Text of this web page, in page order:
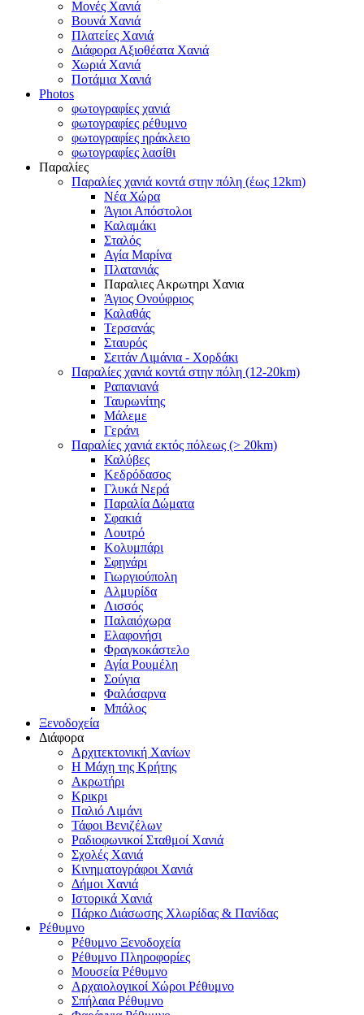
Μονές Χανιά
Βουνά Χανιά
Πλατείες Χανιά
Διάφορα Αξιοθέατα Χανιά
Χωριά Χανιά
Ποτάμια Χανιά
Photos
φωτογραφίες χανιά
φωτογραφίες ρέθυμνο
φωτογραφίες ηράκλειο
φωτογραφίες λασίθι
Παραλίες
Παραλίες χανιά κοντά στην πόλη (έως 12km)
Νέα Χώρα
Άγιοι Απόστολοι
Καλαμάκι
Σταλός
Αγία Μαρίνα
Πλατανιάς
Παραλιες Ακρωτηρι Χανια
Άγιος Ονούφριος
Καλαθάς
Τερσανάς
Σταυρός
Σειτάν Λιμάνια - Χορδάκι
Παραλίες χανιά κοντά στην πόλη (12-20km)
Ραπανιανά
Ταυρωνίτης
Μάλεμε
Γεράνι
Παραλίες χανιά εκτός πόλεως (> 20km)
Καλύβες
Κεδρόδασος
Γλυκά Νερά
Παραλία Δώματα
Σφακιά
Λουτρό
Κολυμπάρι
Σφηνάρι
Γιωργιούπολη
Αλμυρίδα
Λισσός
Παλαιόχωρα
Ελαφονήσι
Φραγκοκάστελο
Αγία Ρουμέλη
Σούγια
Φαλάσαρνα
Μπάλος
Ξενοδοχεία
Διάφορα
Αρχιτεκτονική Χανίων
Η Μάχη της Κρήτης
Ακρωτήρι
Κρικρι
Παλιό Λιμάνι
Τάφοι Βενιζέλων
Ραδιοφωνικοί Σταθμοί Χανιά
Σχολές Χανιά
Κινηματογράφοι Χανιά
Δήμοι Χανιά
Ιστορικά Χανιά
Πάρκο Διάσωσης Χλωρίδας & Πανίδας
Ρέθυμνο
Ρέθυμνο Ξενοδοχεία
Ρέθυμνο Πληροφορίες
Μουσεία Ρέθυμνο
Αρχαιολογικοί Χώροι Ρέθυμνο
Σπήλαια Ρέθυμνο